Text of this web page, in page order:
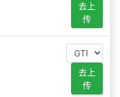
去上
传
去上
传